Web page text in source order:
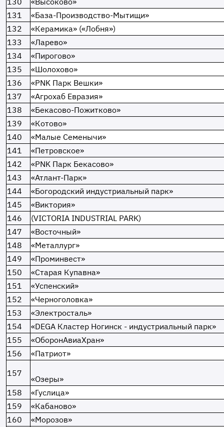
131
«База-Производство-Мытищи»
132
«Керамика» («Лобня»)
133
«Ларево»
134
«Пирогово»
135
«Шолохово»
136
«PNK Парк Вешки»
137
«Агрохаб Евразия»
138
«Бекасово-Пожитково»
139
«Котово»
140
«Малые Семенычи»
141
«Петровское»
142
«PNK Парк Бекасово»
143
«Атлант-Парк»
144
«Богородский индустриальный парк»
145
«Виктория»
146
(VICTORIA INDUSTRIAL PARK)
147
«Восточный»
148
«Металлург»
149
«Проминвест»
150
«Старая Купавна»
151
«Успенский»
152
«Черноголовка»
153
«Электросталь»
154
«DEGA Кластер Ногинск - индустриальный парк»
155
«ОборонАвиаХран»
156
«Патриот»
157
«Озеры»
158
«Гуслица»
159
«Кабаново»
160
«Морозов»